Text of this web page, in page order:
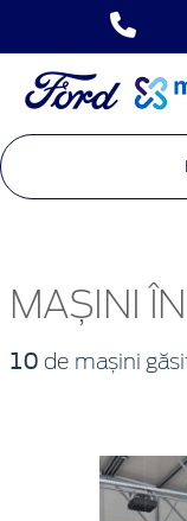
MAȘINI
10 de mașini